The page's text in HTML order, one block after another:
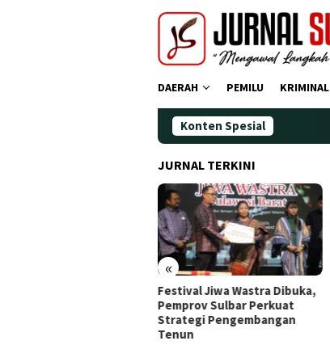
DAERAH PEMILU KRIMINAL
Konten Spesial
JURNAL TERKINI
«
Festival Jiwa Wastra Dibuka,
Pemprov Sulbar Perkuat
Strategi Pengembangan
Tenun